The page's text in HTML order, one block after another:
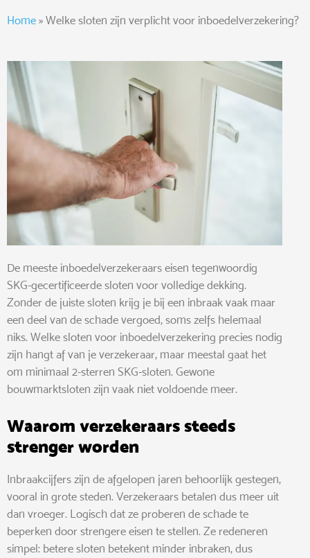
Home » Welke sloten zijn verplicht voor inboedelverzekering?
De meeste inboedelverzekeraars eisen tegenwoordig
SKG-gecertificeerde sloten voor volledige dekking.
Zonder de juiste sloten krijg je bij een inbraak vaak maar
een deel van de schade vergoed, soms zelfs helemaal
niks. Welke sloten voor inboedelverzekering precies nodig
zijn hangt af van je verzekeraar, maar meestal gaat het
om minimaal 2-sterren SKG-sloten. Gewone
bouwmarktsloten zijn vaak niet voldoende meer.
Waarom verzekeraars steeds
strenger worden
Inbraakcijfers zijn de afgelopen jaren behoorlijk gestegen,
vooral in grote steden. Verzekeraars betalen dus meer uit
dan vroeger. Logisch dat ze proberen de schade te
beperken door strengere eisen te stellen. Ze redeneren
simpel: betere sloten betekent minder inbraken, dus